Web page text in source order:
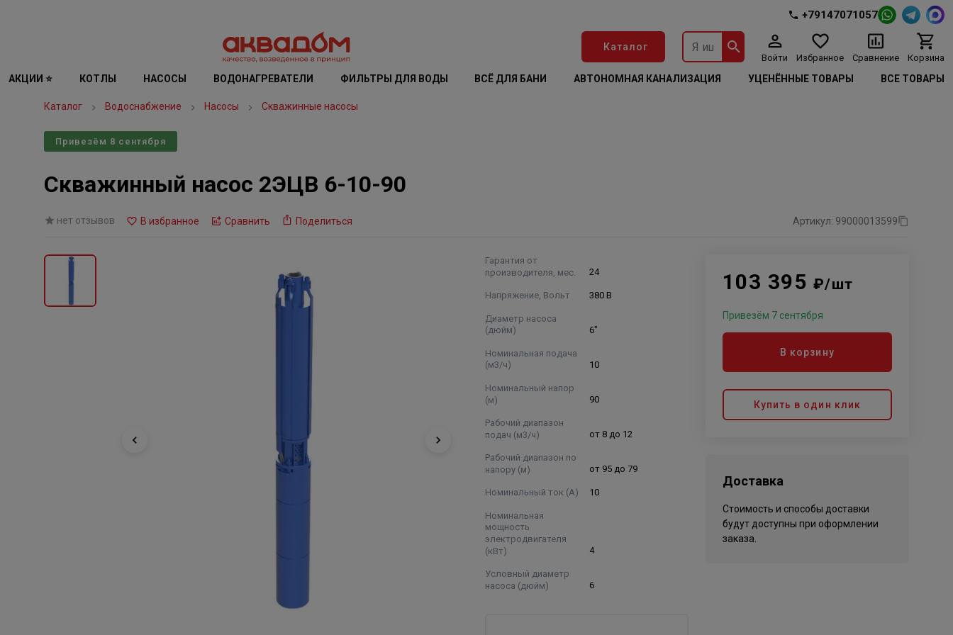
+79147071057
Каталог
Войти Избранное Сравнение Корзина
АКЦИИ ⭐ КОТЛЫ НАСОСЫ ВОДОНАГРЕВАТЕЛИ ФИЛЬТРЫ ДЛЯ ВОДЫ ВСЁ ДЛЯ БАНИ АВТОНОМНАЯ КАНАЛИЗАЦИЯ УЦЕНЁННЫЕ ТОВАРЫ ВСЕ ТОВАРЫ
Каталог Водоснабжение Насосы Скважинные насосы
Привезём 8 сентября
Скважинный насос 2ЭЦВ 6-10-90
нет отзывов В избранное Сравнить Поделиться Артикул: 99000013599
Гарантия от
производителя, мес.
24
Напряжение, Вольт 380 В
Диаметр насоса
(дюйм)
6"
Номинальная подача
(м3/ч)
10
Номинальный напор
(м)
90
Рабочий диапазон
подач (м3/ч)
от 8 до 12
Рабочий диапазон по
напору (м)
от 95 до 79
Номинальный ток (А) 10
Номинальная
мощность
электродвигателя
(кВт)
4
Условный диаметр
насоса (дюйм)
6
103 395 ₽/шт
Привезём 7 сентября
В корзину
Купить в один клик
Доставка
Стоимость и способы доставки
будут доступны при оформлении
заказа.